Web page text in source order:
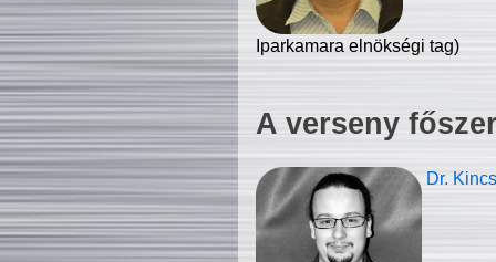
Iparkamara elnökségi tag)
A verseny
Dr.